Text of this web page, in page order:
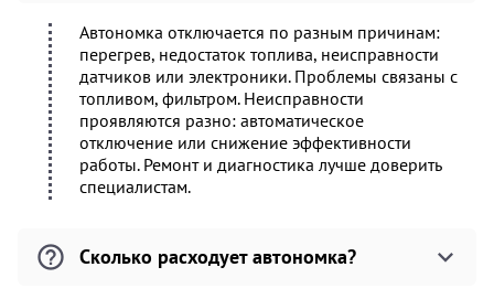
Автономка отключается по разным причинам:
перегрев, недостаток топлива, неисправности
датчиков или электроники. Проблемы связаны с
топливом, фильтром. Неисправности
проявляются разно: автоматическое
отключение или снижение эффективности
работы. Ремонт и диагностика лучше доверить
специалистам.
Сколько расходует автономка?